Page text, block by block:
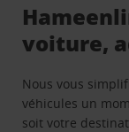
voiture,
Nous vous
véhicules un
soit votre